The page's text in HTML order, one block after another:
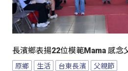
長濱鄉表揚22位模範Mama 感念
原鄉 生活 台東長濱 父親節